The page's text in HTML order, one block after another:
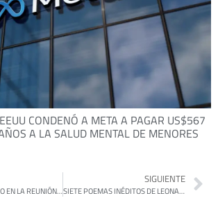
CONDENÓ A META A PAGAR US$567
A LA SALUD MENTAL DE MENORES
NO HUBO ACUERDO EN LA REUNIÓN POR LA ACTUALIZACIÓN DEL SALARIO MÍNIMO Y AHORA DEFINIRÁ EL GOBIERNO
SIGUIENTE
SIETE POEMAS INÉDITOS DE LEONARDO NIETO